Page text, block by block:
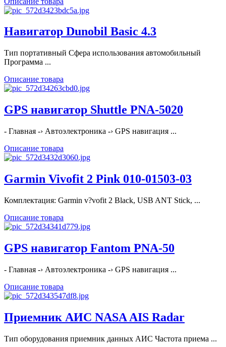
Навигатор Dunobil Basic 4.3
Тип портативный Сфера использования автомобильный
Программа ...
Описание товара
GPS навигатор Shuttle PNA-5020
- Главная -› Автоэлектроника -› GPS навигация ...
Описание товара
Garmin Vivofit 2 Pink 010-01503-03
Комплектация: Garmin v?vofit 2 Black, USB ANT Stick, ...
Описание товара
GPS навигатор Fantom PNA-50
- Главная -› Автоэлектроника -› GPS навигация ...
Описание товара
Приемник АИС NASA AIS Radar
Тип оборудования приемник данных АИС Частота приема ...